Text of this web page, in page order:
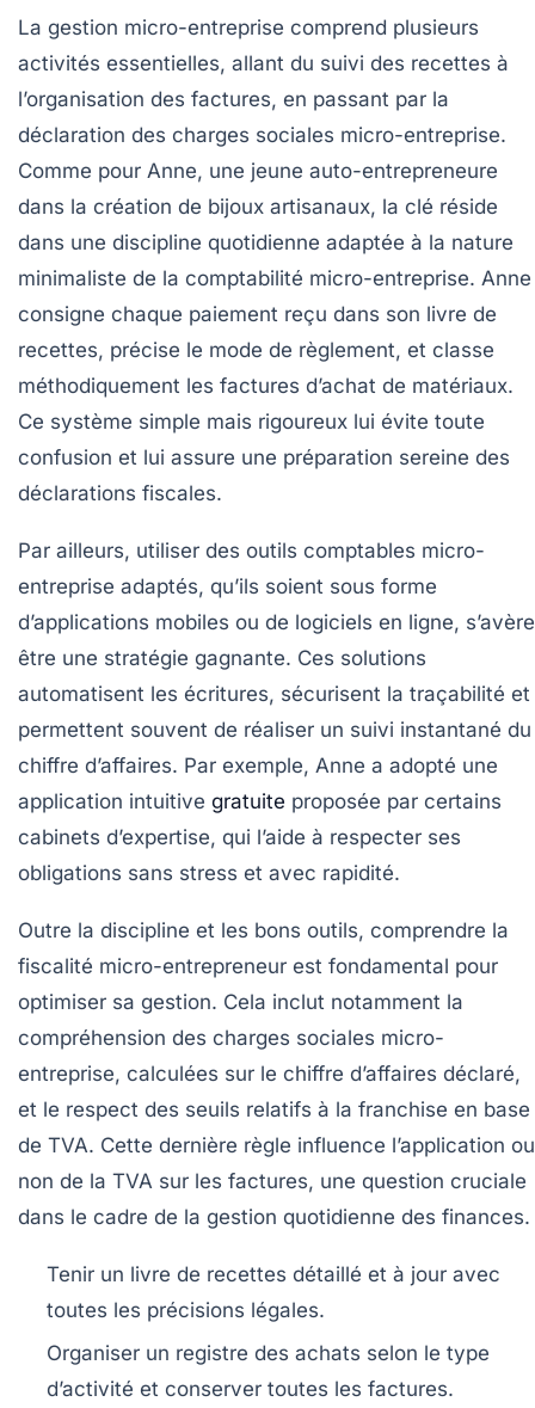
La gestion micro-entreprise comprend plusieurs
activités essentielles, allant du suivi des recettes à
l’organisation des factures, en passant par la
déclaration des charges sociales micro-entreprise.
Comme pour Anne, une jeune auto-entrepreneure
dans la création de bijoux artisanaux, la clé réside
dans une discipline quotidienne adaptée à la nature
minimaliste de la comptabilité micro-entreprise. Anne
consigne chaque paiement reçu dans son livre de
recettes, précise le mode de règlement, et classe
méthodiquement les factures d’achat de matériaux.
Ce système simple mais rigoureux lui évite toute
confusion et lui assure une préparation sereine des
déclarations fiscales.
Par ailleurs, utiliser des outils comptables micro-
entreprise adaptés, qu’ils soient sous forme
d’applications mobiles ou de logiciels en ligne, s’avère
être une stratégie gagnante. Ces solutions
automatisent les écritures, sécurisent la traçabilité et
permettent souvent de réaliser un suivi instantané du
chiffre d’affaires. Par exemple, Anne a adopté une
application intuitive gratuite proposée par certains
cabinets d’expertise, qui l’aide à respecter ses
obligations sans stress et avec rapidité.
Outre la discipline et les bons outils, comprendre la
fiscalité micro-entrepreneur est fondamental pour
optimiser sa gestion. Cela inclut notamment la
compréhension des charges sociales micro-
entreprise, calculées sur le chiffre d’affaires déclaré,
et le respect des seuils relatifs à la franchise en base
de TVA. Cette dernière règle influence l’application ou
non de la TVA sur les factures, une question cruciale
dans le cadre de la gestion quotidienne des finances.
Tenir un livre de recettes détaillé et à jour avec
toutes les précisions légales.
Organiser un registre des achats selon le type
d’activité et conserver toutes les factures.